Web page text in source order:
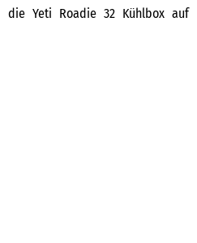
Yeti Roadie 32 Kühlbox auf